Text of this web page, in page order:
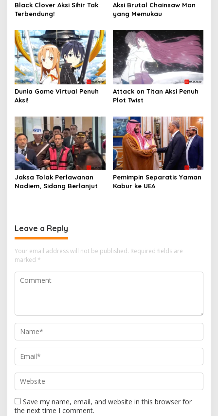
Black Clover Aksi Sihir Tak
Terbendung!
Aksi Brutal Chainsaw Man
yang Memukau
Dunia Game Virtual Penuh
Aksi!
Attack on Titan Aksi Penuh
Plot Twist
Jaksa Tolak Perlawanan
Nadiem, Sidang Berlanjut
Pemimpin Separatis Yaman
Kabur ke UEA
Leave a Reply
Your email address will not be published. Required fields are
marked *
Save my name, email, and website in this browser for
the next time I comment.